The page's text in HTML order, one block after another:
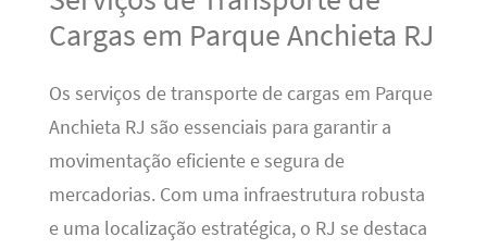
Cargas em Parque Anchieta RJ
Os serviços de transporte de cargas em Parque
Anchieta RJ são essenciais para garantir a
movimentação eficiente e segura de
mercadorias. Com uma infraestrutura robusta
e uma localização estratégica, o RJ se destaca